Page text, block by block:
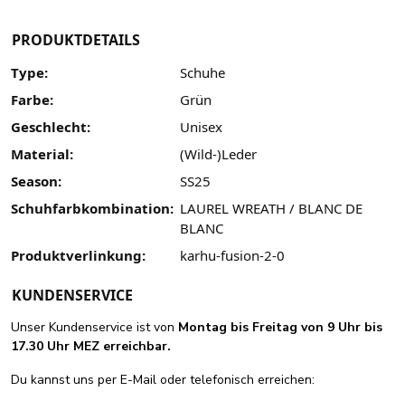
PRODUKTDETAILS
Type:
Schuhe
Farbe:
Grün
Geschlecht:
Unisex
Material:
(Wild-)Leder
Season:
SS25
Schuhfarbkombination: LAUREL WREATH / BLANC DE
BLANC
Produktverlinkung:
karhu-fusion-2-0
KUNDENSERVICE
Unser Kundenservice ist von Montag bis Freitag von 9 Uhr bis
17.30 Uhr MEZ erreichbar.
Du kannst uns per E-Mail oder telefonisch erreichen: